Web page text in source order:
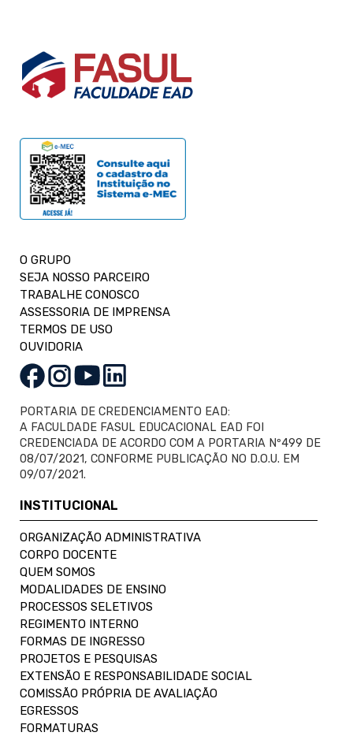
O GRUPO
SEJA NOSSO PARCEIRO
TRABALHE CONOSCO
ASSESSORIA DE IMPRENSA
TERMOS DE USO
OUVIDORIA
PORTARIA DE CREDENCIAMENTO EAD:
A FACULDADE FASUL EDUCACIONAL EAD FOI
CREDENCIADA DE ACORDO COM A PORTARIA Nº499 DE
08/07/2021, CONFORME PUBLICAÇÃO NO D.O.U. EM
09/07/2021.
INSTITUCIONAL
ORGANIZAÇÃO ADMINISTRATIVA
CORPO DOCENTE
QUEM SOMOS
MODALIDADES DE ENSINO
PROCESSOS SELETIVOS
REGIMENTO INTERNO
FORMAS DE INGRESSO
PROJETOS E PESQUISAS
EXTENSÃO E RESPONSABILIDADE SOCIAL
COMISSÃO PRÓPRIA DE AVALIAÇÃO
EGRESSOS
FORMATURAS